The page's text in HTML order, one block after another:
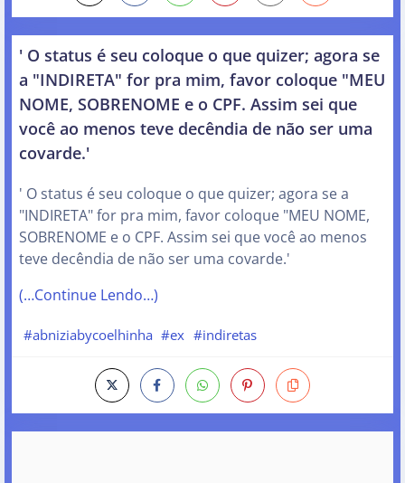
' O status é seu coloque o que quizer; agora se
a "INDIRETA" for pra mim, favor coloque "MEU
NOME, SOBRENOME e o CPF. Assim sei que
você ao menos teve decêndia de não ser uma
covarde.'
' O status é seu coloque o que quizer; agora se a
"INDIRETA" for pra mim, favor coloque "MEU NOME,
SOBRENOME e o CPF. Assim sei que você ao menos
teve decêndia de não ser uma covarde.'
(…Continue Lendo…)
#abniziabycoelhinha #ex #indiretas